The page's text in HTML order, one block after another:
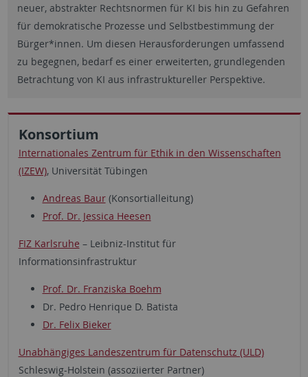
neuer, abstrakter Rechtsnormen für KI bis hin zu Gefahren
für demokratische Prozesse und Selbstbestimmung der
Bürger*innen. Um diesen Herausforderungen umfassend
zu begegnen, bedarf es einer erweiterten, grundlegenden
Betrachtung von KI aus infrastruktureller Perspektive.
Konsortium
Internationales Zentrum für Ethik in den Wissenschaften
(IZEW), Universität Tübingen
Andreas Baur(Konsortialleitung)
Prof. Dr. Jessica Heesen
FIZ Karlsruhe – Leibniz-Institut für
Informationsinfrastruktur
Prof. Dr. Franziska Boehm
Dr. Pedro Henrique D. Batista
Dr. Felix Bieker
Unabhängiges Landeszentrum für Datenschutz (ULD)
Schleswig-Holstein (assoziierter Partner)